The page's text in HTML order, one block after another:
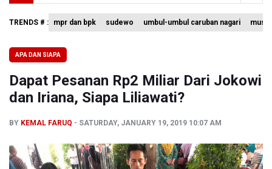
Langkah Aldila Sutjiadi Terhenti di Babak 16 besar WTA
Kemenaker Sebut 59 Persen Tenaga Kerja Indonesia
Menhut Ajak Masyarakat Cegah Kebakaran Hutan dan
TRENDS # : mpr dan bpk sudewo umbul-umbul caruban nagari
APA DAN SIAPA
Dapat Pesanan Rp2 Miliar Dari Jokowi
dan Iriana, Siapa Liliawati?
BY KEMAL FARUQ SATURDAY, JANUARY 19, 2019 10:07 AM